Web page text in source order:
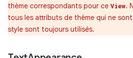
thème correspondants pour ce View.
tous les attributs de thème qui ne
style sont toujours utilisés.